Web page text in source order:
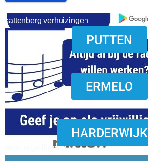
download onzze App
kattenberg verhuizingen
word vrijwilliger (1)
PUTTEN
ERMELO
HARDERWIJK